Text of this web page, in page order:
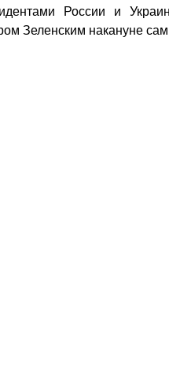
России и
Зеленским накануне